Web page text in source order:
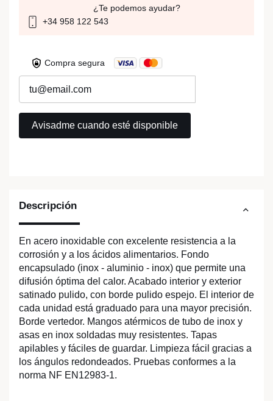
Descripción
En acero inoxidable con excelente resistencia a la
corrosión y a los ácidos alimentarios. Fondo
encapsulado (inox - aluminio - inox) que permite una
difusión óptima del calor. Acabado interior y exterior
satinado pulido, con borde pulido espejo. El interior de
cada unidad está graduado para una mayor precisión.
Borde vertedor. Mangos atérmicos de tubo de inox y
asas en inox soldadas muy resistentes. Tapas
apilables y fáciles de guardar. Limpieza fácil gracias a
los ángulos redondeados. Pruebas conformes a la
norma NF EN12983-1.
¿Te podemos ayudar?
+34 958 122 543
Compra segura